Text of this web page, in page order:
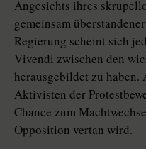
Angesichts ihres
gemeinsam
Regierung scheint sich
Vivendi zwischen den
herausgebildet zu haben.
Aktivisten der
Chance zum
Opposition vertan wird.